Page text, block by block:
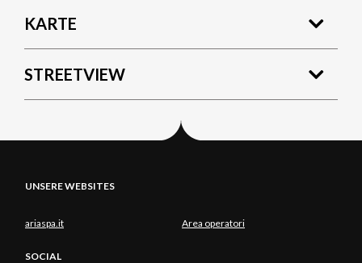
KARTE
STREETVIEW
UNSERE WEBSITES
ariaspa.it Area operatori
SOCIAL